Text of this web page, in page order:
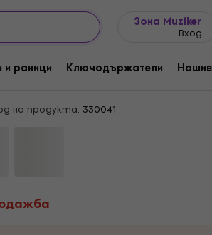
Зона Muziker
Вход
и раници Ключодържатели
The Machine Black S Риза
на продукта: 330041